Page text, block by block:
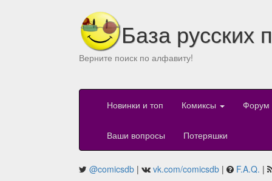
База русских
Верните поиск по алфавиту!
Новинки и топ Комиксы Форум
Ваши вопросы Потеряшки
@comicsdb | vk.com/comicsdb | F.A.Q. |